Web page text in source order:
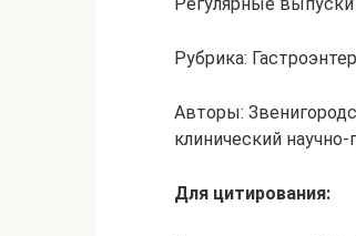
Рубрика:
Авторы:
клинический
Для цитирования: